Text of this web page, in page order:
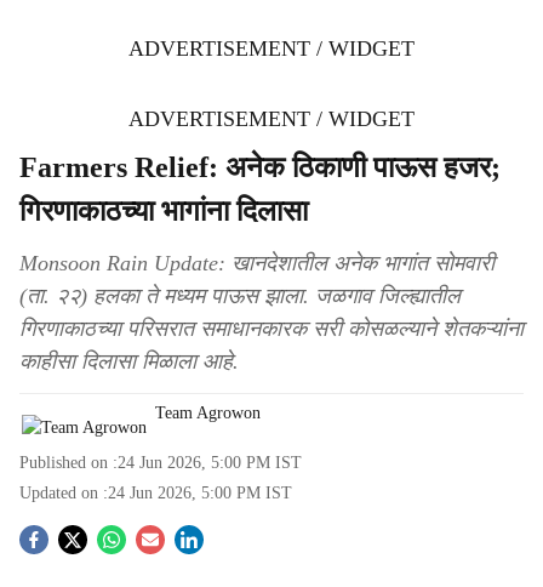
ADVERTISEMENT / WIDGET
ADVERTISEMENT / WIDGET
Farmers Relief: अनेक ठिकाणी पाऊस हजर;
गिरणाकाठच्या भागांना दिलासा
Monsoon Rain Update: खानदेशातील अनेक भागांत सोमवारी
(ता. २२) हलका ते मध्यम पाऊस झाला. जळगाव जिल्ह्यातील
गिरणाकाठच्या परिसरात समाधानकारक सरी कोसळल्याने शेतकऱ्यांना
काहीसा दिलासा मिळाला आहे.
Team Agrowon
Published on :24 Jun 2026, 5:00 PM IST
Updated on :24 Jun 2026, 5:00 PM IST
S